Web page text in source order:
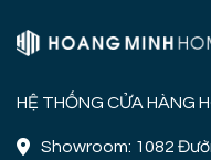
HỆ THỐNG CỬA HÀNG
Showroom: 1082